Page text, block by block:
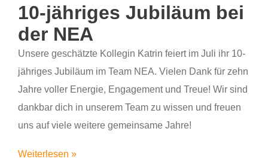
10-jähriges Jubiläum bei
der NEA
Unsere geschätzte Kollegin Katrin feiert im Juli ihr 10-
jähriges Jubiläum im Team NEA. Vielen Dank für zehn
Jahre voller Energie, Engagement und Treue! Wir sind
dankbar dich in unserem Team zu wissen und freuen
uns auf viele weitere gemeinsame Jahre!
Weiterlesen »